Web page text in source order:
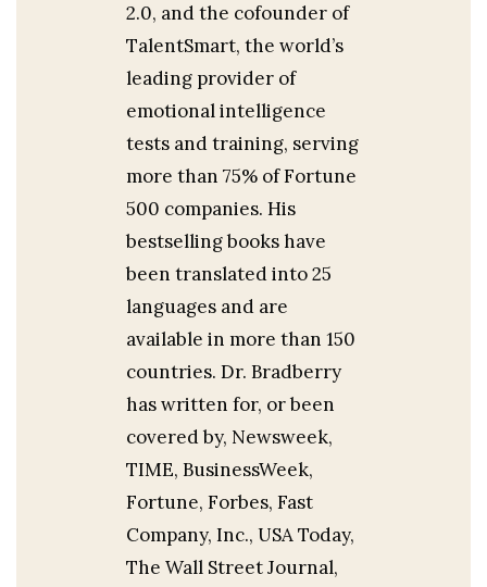
2.0, and the cofounder of
TalentSmart, the world’s
leading provider of
emotional intelligence
tests and training, serving
more than 75% of Fortune
500 companies. His
bestselling books have
been translated into 25
languages and are
available in more than 150
countries. Dr. Bradberry
has written for, or been
covered by, Newsweek,
TIME, BusinessWeek,
Fortune, Forbes, Fast
Company, Inc., USA Today,
The Wall Street Journal,